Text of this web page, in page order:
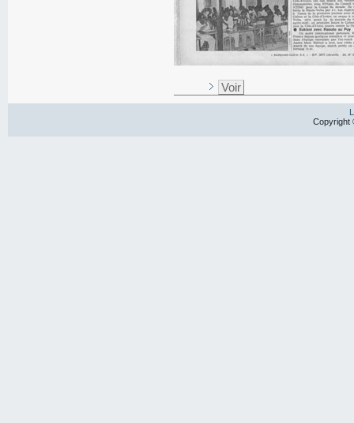
Voir
Copyright